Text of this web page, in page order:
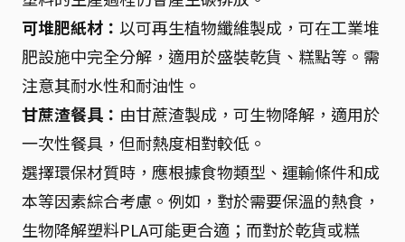
可堆肥紙材： 以可再生植物纖維製成，可在工業堆
肥設施中完全分解，適用於盛裝乾貨、糕點等。需
注意其耐水性和耐油性。
甘蔗渣餐具： 由甘蔗渣製成，可生物降解，適用於
一次性餐具，但耐熱度相對較低。
選擇環保材質時，應根據食物類型、運輸條件和成
本等因素綜合考慮。例如，對於需要保溫的熱食，
生物降解塑料PLA可能更合適；而對於乾貨或糕